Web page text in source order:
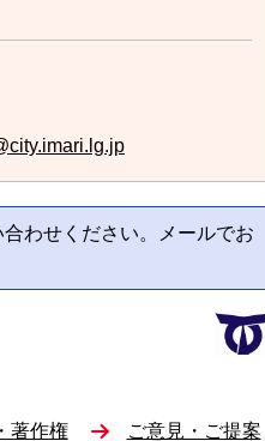
わせください。メールでお
著作権 ご意見・ご提案